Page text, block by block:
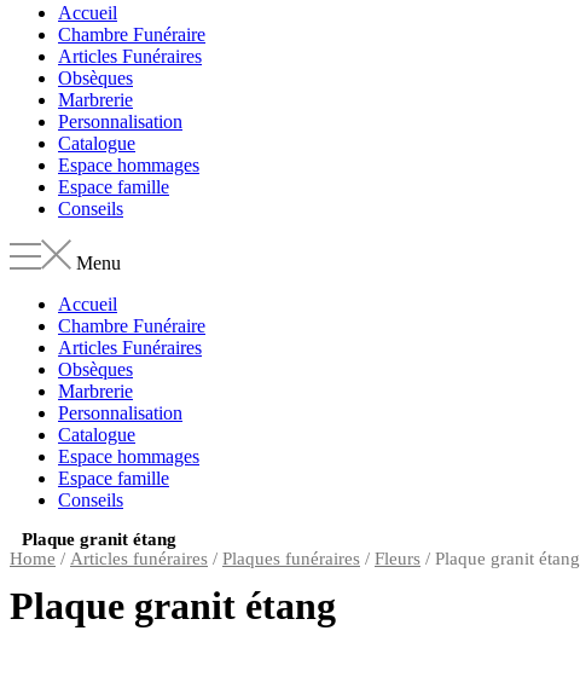
Accueil
Chambre Funéraire
Articles Funéraires
Obsèques
Marbrerie
Personnalisation
Catalogue
Espace hommages
Espace famille
Conseils
Menu
Accueil
Chambre Funéraire
Articles Funéraires
Obsèques
Marbrerie
Personnalisation
Catalogue
Espace hommages
Espace famille
Conseils
Plaque granit étang
Home / Articles funéraires / Plaques funéraires / Fleurs / Plaque granit étang
Plaque granit étang